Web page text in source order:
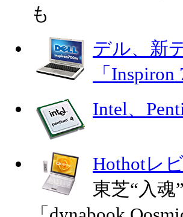
も
デル、新
「Inspiron
Intel、
Hothotレ
東芝“入魂